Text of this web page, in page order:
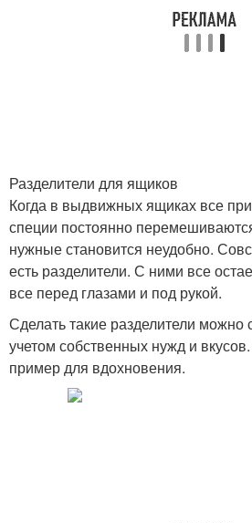
Разделители для ящиков
Когда в выдвижных ящиках все
специи постоянно
нужные становится неудобно.
есть разделители. С ними все
все перед глазами и под рукой.
Сделать такие разделители
учетом собственных нужд и
пример для вдохновения.